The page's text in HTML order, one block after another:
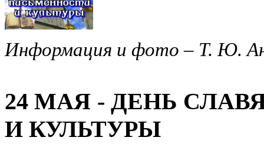
Информация и фото – Т. Ю.
24 МАЯ - ДЕНЬ
И КУЛЬТУРЫ